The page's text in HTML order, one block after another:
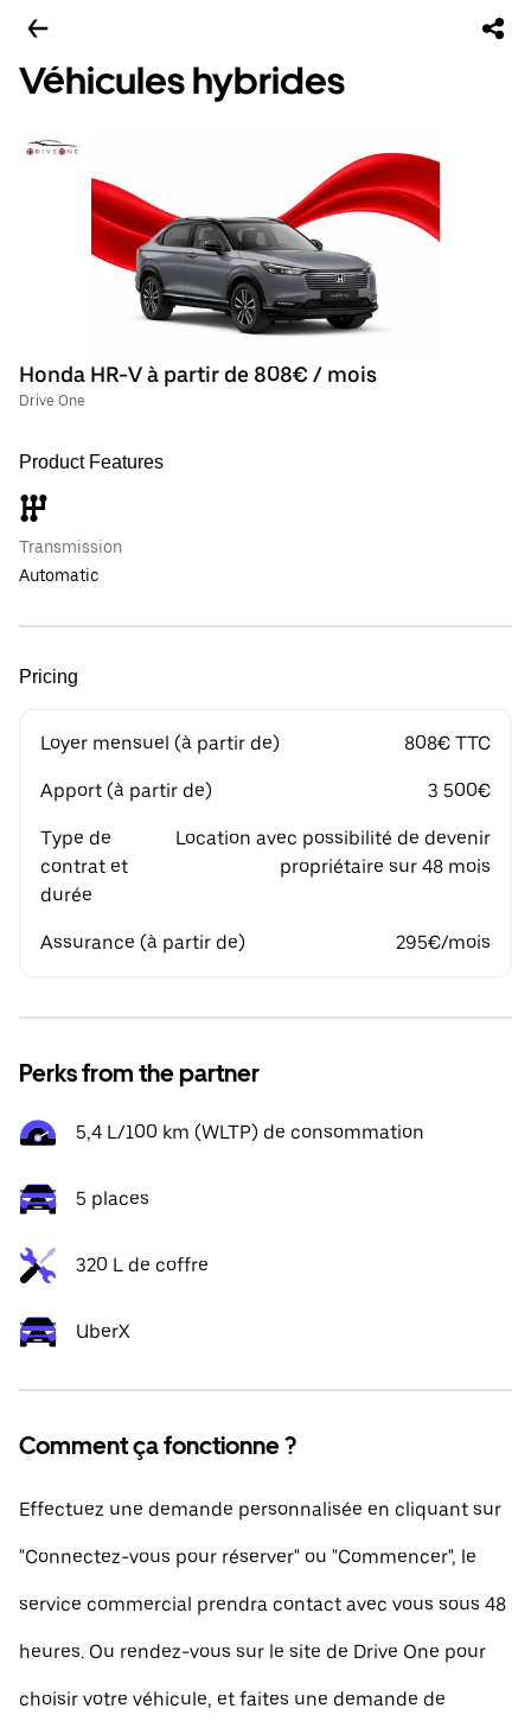
Véhicules hybrides
Honda HR-V à partir de 808€ / mois
Drive One
Product Features
Transmission
Automatic
Pricing
Loyer mensuel (à partir de) 808€ TTC
Apport (à partir de) 3 500€
Type de
contrat et
durée
Location avec possibilité de devenir
propriétaire sur 48 mois
Assurance (à partir de) 295€/mois
Perks from the partner
5,4 L/100 km (WLTP) de consommation
5 places
320 L de coffre
UberX
Comment ça fonctionne ?
Effectuez une demande personnalisée en cliquant sur
"Connectez-vous pour réserver" ou "Commencer", le
service commercial prendra contact avec vous sous 48
heures. Ou rendez-vous sur le site de Drive One pour
choisir votre véhicule, et faites une demande de